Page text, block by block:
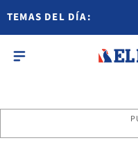
TEMAS DEL DÍA: